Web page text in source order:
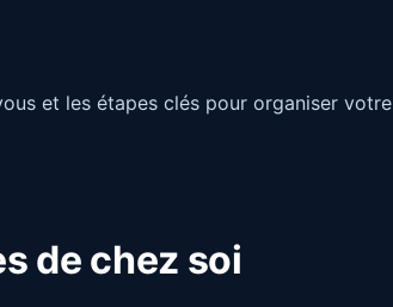
et les étapes clés pour organiser votre
de chez soi